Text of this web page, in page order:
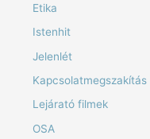
Etika
Istenhit
Jelenlét
Kapcsolatmegszakítás
Lejárató filmek
OSA